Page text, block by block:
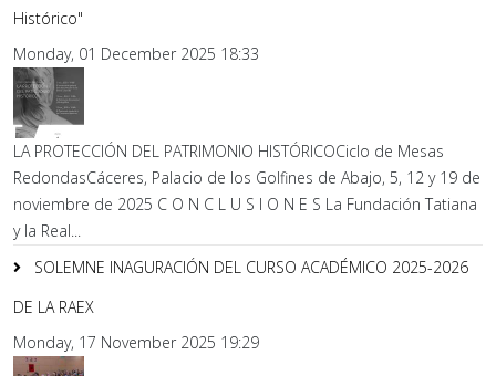
Histórico"
Monday, 01 December 2025 18:33
LA PROTECCIÓN DEL PATRIMONIO HISTÓRICOCiclo de Mesas
RedondasCáceres, Palacio de los Golfines de Abajo, 5, 12 y 19 de
noviembre de 2025 C O N C L U S I O N E S La Fundación Tatiana
y la Real...
SOLEMNE INAGURACIÓN DEL CURSO ACADÉMICO 2025-2026
DE LA RAEX
Monday, 17 November 2025 19:29